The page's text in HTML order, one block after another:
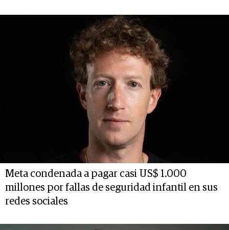
Meta condenada a pagar casi US$ 1.000
millones por fallas de seguridad infantil en sus
redes sociales